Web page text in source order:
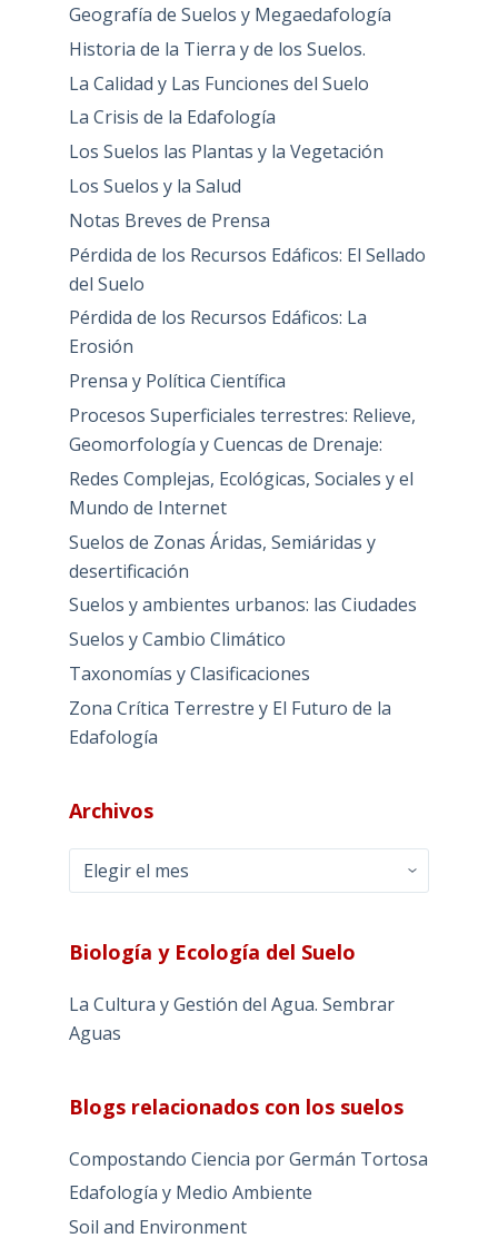
Geografía de Suelos y Megaedafología
Historia de la Tierra y de los Suelos.
La Calidad y Las Funciones del Suelo
La Crisis de la Edafología
Los Suelos las Plantas y la Vegetación
Los Suelos y la Salud
Notas Breves de Prensa
Pérdida de los Recursos Edáficos: El Sellado
del Suelo
Pérdida de los Recursos Edáficos: La
Erosión
Prensa y Política Científica
Procesos Superficiales terrestres: Relieve,
Geomorfología y Cuencas de Drenaje:
Redes Complejas, Ecológicas, Sociales y el
Mundo de Internet
Suelos de Zonas Áridas, Semiáridas y
desertificación
Suelos y ambientes urbanos: las Ciudades
Suelos y Cambio Climático
Taxonomías y Clasificaciones
Zona Crítica Terrestre y El Futuro de la
Edafología
Archivos
Archivos
Biología y Ecología del Suelo
La Cultura y Gestión del Agua. Sembrar
Aguas
Blogs relacionados con los suelos
Compostando Ciencia por Germán Tortosa
Edafología y Medio Ambiente
Soil and Environment